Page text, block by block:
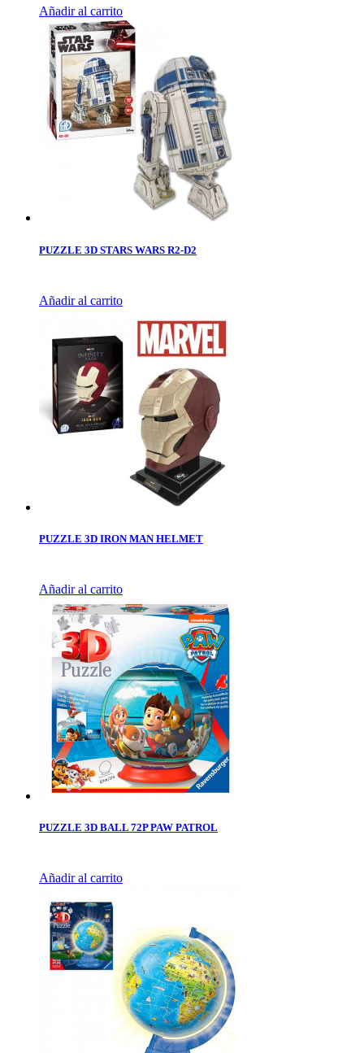
Añadir al carrito
PUZZLE 3D STARS WARS R2-D2
Añadir al carrito
PUZZLE 3D IRON MAN HELMET
Añadir al carrito
PUZZLE 3D BALL 72P PAW PATROL
Añadir al carrito